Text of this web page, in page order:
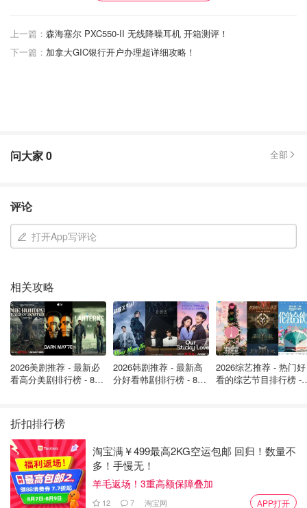
预防牙结石，炎症等口腔问题
这时候通过刷牙、普通牙线，水牙线等方法认真清理，
就可以把牙结石去除。在牙结石钙化之前，就清理掉，
方便正畸人群
操作起来会很不方便，同时也是非常需要清洁的人群，
这时候水牙线就可以来神助攻啦！
上一篇： 森海塞尔 PXC550-II 无线降噪耳机 开箱测评！
下一篇： 加拿大GIC银行开户办理超详细攻略！
问大家0 全部
评论
打开App写评论
相关攻略
2026美剧推荐 - 最新必
看高分美剧排行榜 - 8月
2026韩剧推荐 - 最新高
分好看韩剧排行榜 - 8月
2026综艺推荐 - 热门好
看的综艺节目排行榜 -
折扣排行榜
淘宝满￥499最高2KG空运包邮 回归！数量不
多！手慢无！
羊毛返场！3重高额保障叠加
12 7 淘宝网 APP打开